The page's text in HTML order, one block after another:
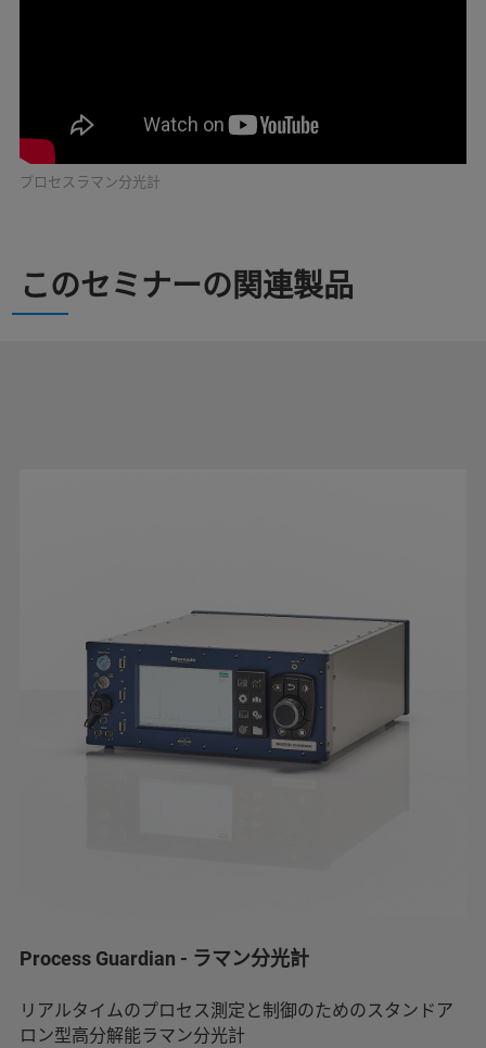
プロセスラマン分光計
このセミナーの関連製品
Process Guardian - ラマン分光計
リアルタイムのプロセス測定と制御のためのスタンドア
ロン型高分解能ラマン分光計